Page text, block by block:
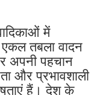
में
एकल तबला वादन
अपनी पहचान
और प्रभावशाली
हैं। देश के